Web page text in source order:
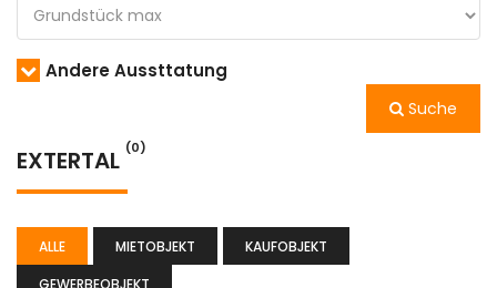
Andere Aussttatung
Suche
EXTERTAL (0)
ALLE MIETOBJEKT
KAUFOBJEKT
GEWERBEOBJEKT